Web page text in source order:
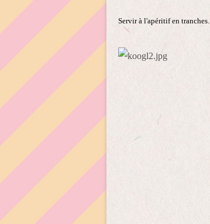
Servir à l'apéritif en tranches.